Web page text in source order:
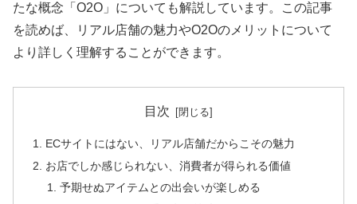
たな概念「O2O」についても解説しています。この記事
を読めば、リアル店舗の魅力やO2Oのメリットについて
より詳しく理解することができます。
目次
ECサイトにはない、リアル店舗だからこその魅力
お店でしか感じられない、消費者が得られる価値
予期せぬアイテムとの出会いが楽しめる